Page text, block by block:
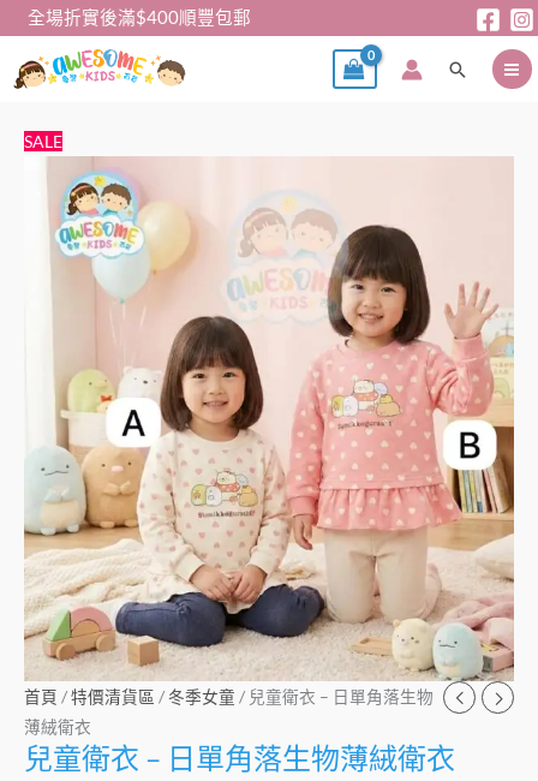
全場折實後滿$400順豐包郵
搜
SALE
首頁 /特價清貨區 /冬季女童 / 兒童衛衣 – 日單角落生物
薄絨衛衣
兒童衛衣 – 日單角落生物薄絨衛衣
原
價
格：
$65。
前
價
格：
$55。
兒
薄
絨
衛
衣
數
量